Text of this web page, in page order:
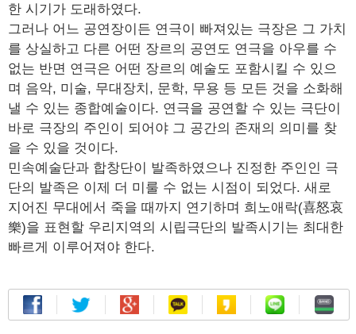
한 시기가 도래하였다.
그러나 어느 공연장이든 연극이 빠져있는 극장은 그 가치
를 상실하고 다른 어떤 장르의 공연도 연극을 아우를 수
없는 반면 연극은 어떤 장르의 예술도 포함시킬 수 있으
며 음악, 미술, 무대장치, 문학, 무용 등 모든 것을 소화해
낼 수 있는 종합예술이다. 연극을 공연할 수 있는 극단이
바로 극장의 주인이 되어야 그 공간의 존재의 의미를 찾
을 수 있을 것이다.
민속예술단과 합창단이 발족하였으나 진정한 주인인 극
단의 발족은 이제 더 미룰 수 없는 시점이 되었다. 새로
지어진 무대에서 죽을 때까지 연기하며 희노애락(喜怒哀
樂)을 표현할 우리지역의 시립극단의 발족시기는 최대한
빠르게 이루어져야 한다.